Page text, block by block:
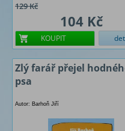
129 Kč
104 Kč
KOUPIT
Zlý farář přejel
psa
Autor: Barhoň Jiří